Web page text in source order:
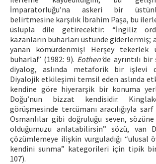
İmparatorluğu’na askeri bir
belirtmesine karşılık İbrahim Paşa, bu
üslupla dile getirecektir: “İngiliz
kazanların buharları üstünde giderlermiş;
yanan kömürdenmiş! Herşey tekerlek
buharla!” (1982: 9). Eothen’de ayrıntılı
diyalog, aslında metaforik bir işlevi
Diyalojik etkileşimi temsil eden aslında
kendine göre hiyerarşik bir konuma
Doğu’nun bizzat kendisidir.
görüşmesinde tercümanı aracılığıyla
Osmanlılar gibi doğruluğu seven,
olduğumuzu anlatabilirsin” sözü, van
çözümlemeye ilişkin vurguladığı “ulusal
kendini sunma” kategorileri için tipik
107).